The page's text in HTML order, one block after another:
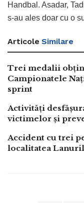
Handbal. Asadar,
s-au ales doar cu o
Articole Similare
Trei medalii
Campionatele
sprint
Activități
victimelor și
Accident cu trei
localitatea